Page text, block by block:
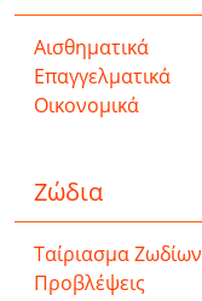
Αισθηματικά
Επαγγελματικά
Οικονομικά
Ζώδια
Ταίριασμα Ζωδίων
Προβλέψεις